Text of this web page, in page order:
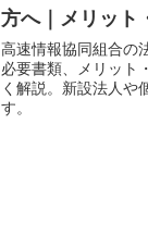
方へ｜メリット
高速情報協同組合の
必要書類、メリット
く解説。新設法人や
す。